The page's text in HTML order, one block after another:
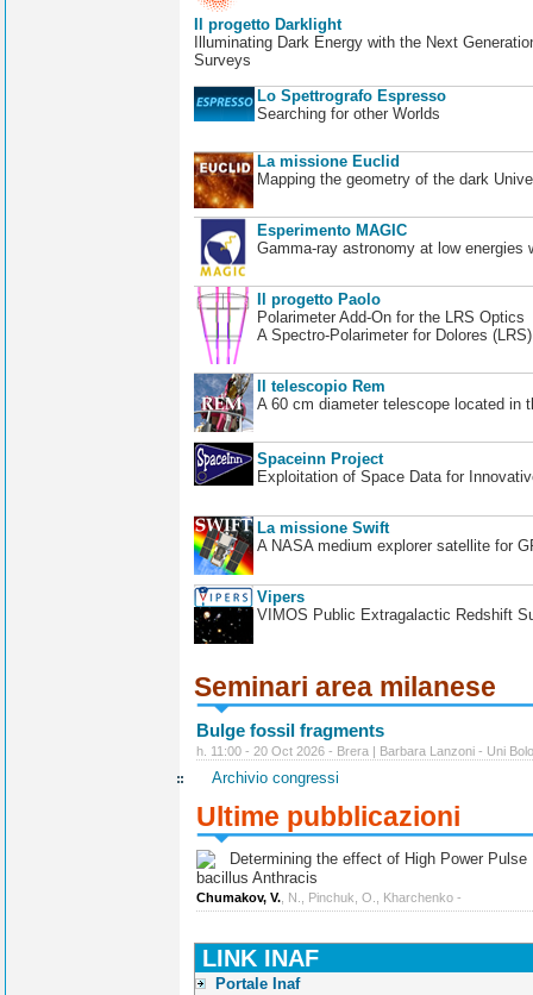
Il progetto Darklight
Illuminating Dark Energy with the Next
Surveys
Lo Spettrografo Espresso
Searching for other Worlds
La missione Euclid
Mapping the geometry of the dark
Esperimento MAGIC
Gamma-ray astronomy at low energies
Il progetto Paolo
Polarimeter Add-On for the LRS Optics
A Spectro-Polarimeter for Dolores
Il telescopio Rem
A 60 cm diameter telescope located in
Spaceinn Project
Exploitation of Space Data for
La missione Swift
A NASA medium explorer satellite for
Vipers
VIMOS Public Extragalactic Redshift
Seminari area milanese
Bulge fossil fragments
h. 11:00 - 20 Oct 2026 - Brera | Barbara Lanzoni - Uni
Archivio congressi
Ultime pubblicazioni
Determining the effect of High Power Pulse
bacillus Anthracis
Chumakov, V. , N., Pinchuk, O., Kharchenko -
LINK INAF
Portale Inaf